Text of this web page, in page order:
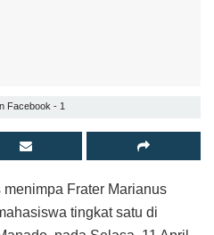
Facebook - 1
menimpa Frater Marianus
tingkat satu di